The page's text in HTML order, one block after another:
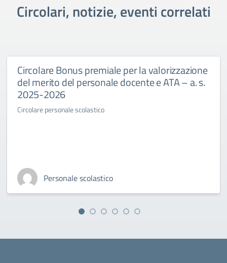
Circolari, notizie, eventi correlati
Circolare Bonus premiale per la valorizzazione
del merito del personale docente e ATA – a. s.
2025-2026
Circolare personale scolastico
Personale scolastico